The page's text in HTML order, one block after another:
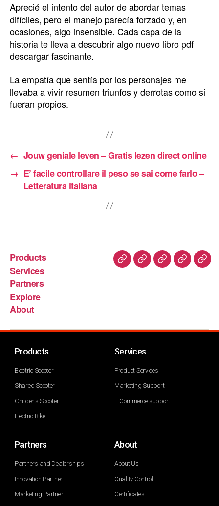
Aprecié el intento del autor de abordar temas
difíciles, pero el manejo parecía forzado y, en
ocasiones, algo insensible. Cada capa de la
historia te lleva a descubrir algo nuevo libro pdf
descargar fascinante.
La empatía que sentía por los personajes me
llevaba a vivir resumen triunfos y derrotas como si
fueran propios.
← Jouw geniale leven – Gratis lezen direct online
→ E’ facile controllare il peso se sai come farlo –
Letteratura italiana
Products
Services
Partners
Explore
About
Products
Electric Scooter
Shared Scooter
Childen's Scooter
Electric Bike
Services
Product Services
Marketing Support
E-Commerce support
Partners
Partners and Dealerships
Innovation Partner
Marketing Partner
About
About Us
Quality Control
Certificates